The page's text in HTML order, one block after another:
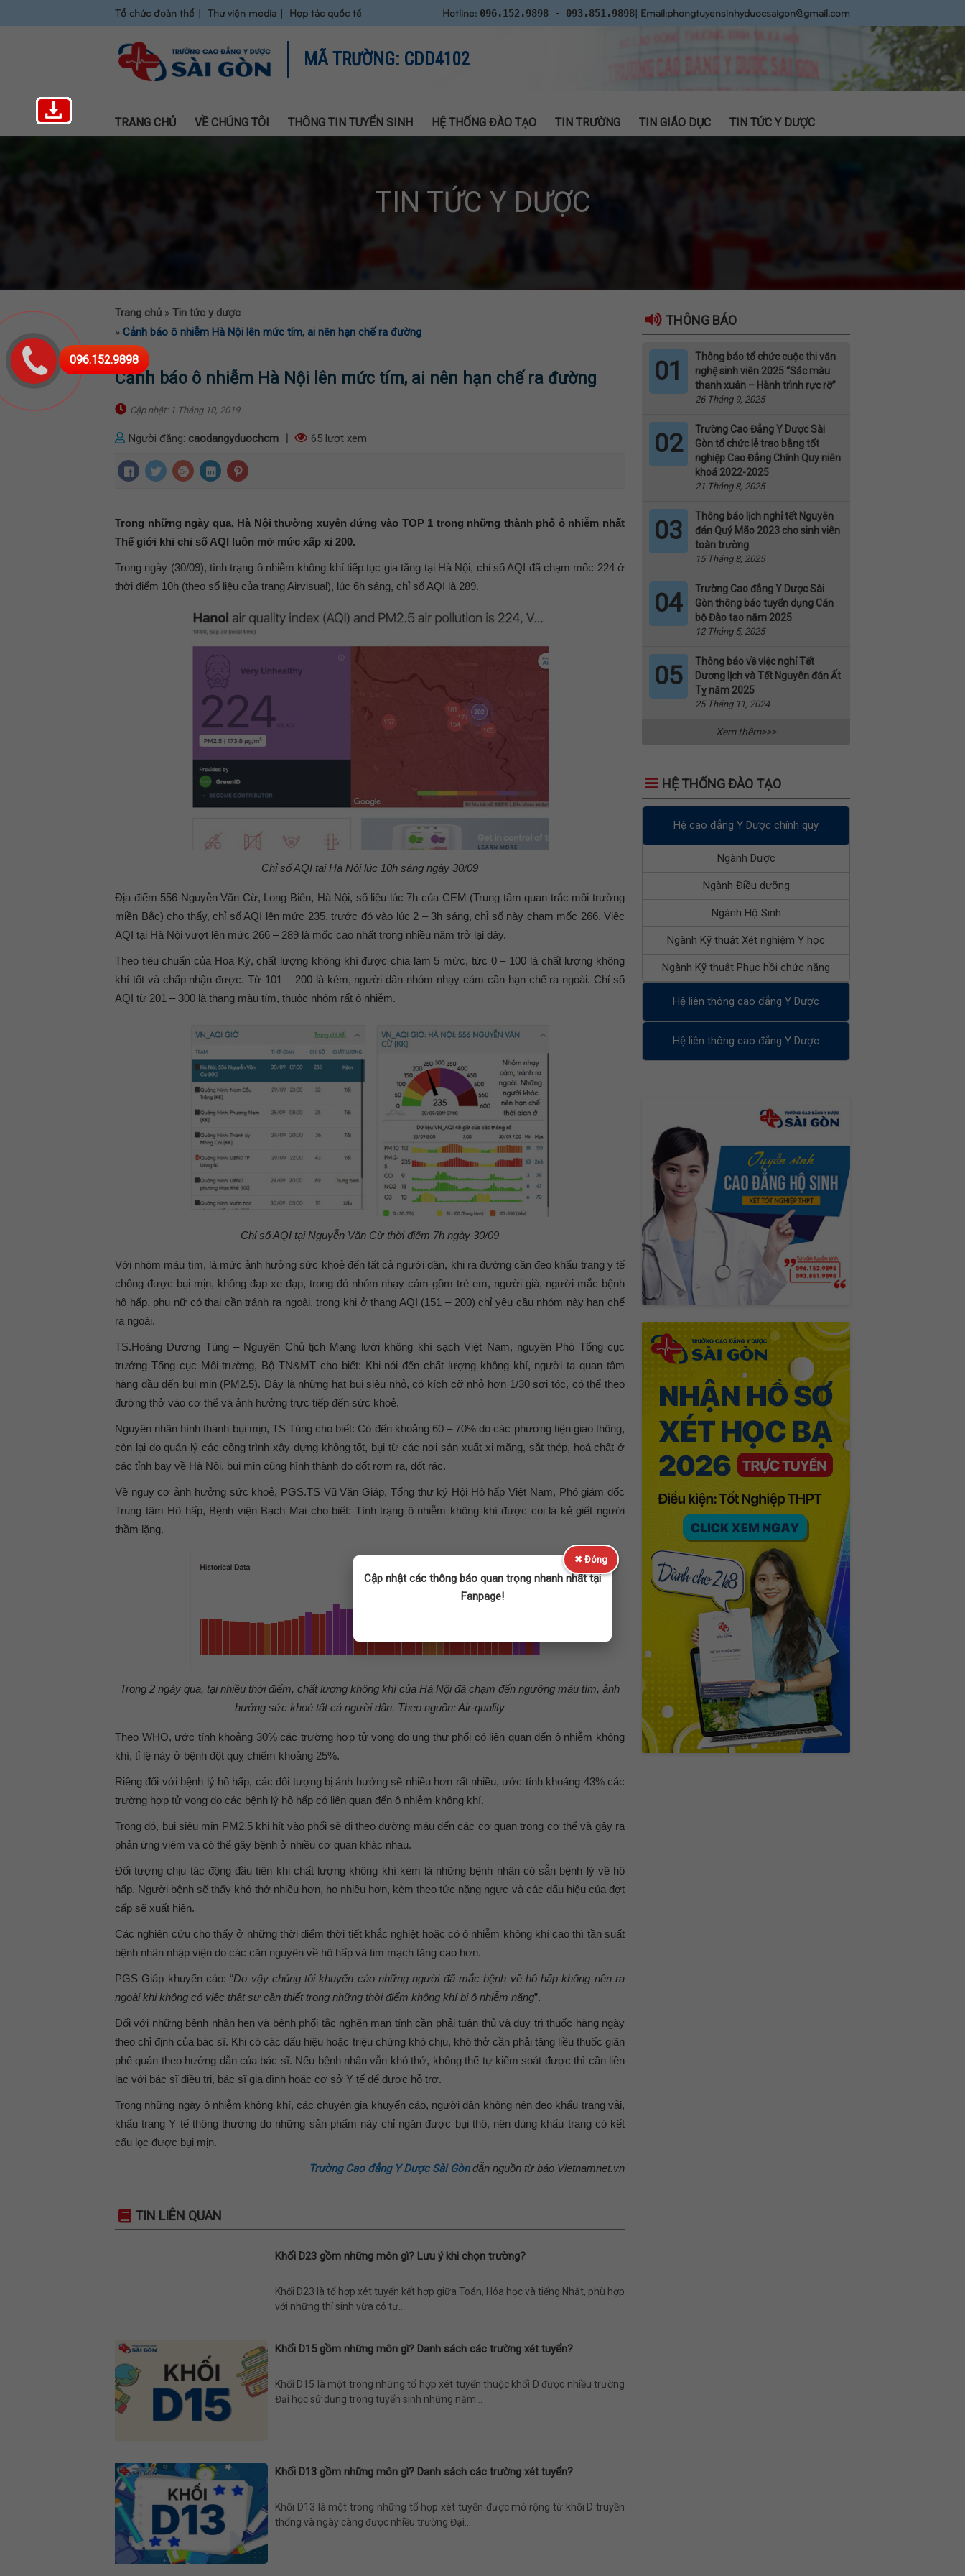
Tổ chức đoàn thể Thư viện media Hợp tác quốc tế Hotline: 096.152.9898 - 093.851.9898| Email:phongtuyensinhyduocsaigon@gmail.com
MÃ TRƯỜNG: CDD4102
TRANG CHỦ VỀ CHÚNG TÔI THÔNG TIN TUYỂN SINH HỆ THỐNG ĐÀO TẠO TIN TRƯỜNG TIN GIÁO DỤC TIN TỨC Y DƯỢC
096.152.9898
TIN TỨC Y DƯỢC
Trang chủ » Tin tức y dược
» Cảnh báo ô nhiễm Hà Nội lên mức tím, ai nên hạn chế ra đường
Cảnh báo ô nhiễm Hà Nội lên mức tím, ai nên hạn chế ra đường
Cập nhật: 1 Tháng 10, 2019
Người đăng: caodangyduochcm 65 lượt xem
Trong những ngày qua, Hà Nội thường xuyên đứng vào TOP 1 trong những thành phố ô nhiễm nhất
Thế giới khi chỉ số AQI luôn mở mức xấp xỉ 200.
Trong ngày (30/09), tình trạng ô nhiễm không khí tiếp tục gia tăng tại Hà Nội, chỉ số AQI đã chạm mốc 224 ở
thời điểm 10h (theo số liệu của trang Airvisual), lúc 6h sáng, chỉ số AQI là 289.
Chỉ số AQI tại Hà Nội lúc 10h sáng ngày 30/09
Địa điểm 556 Nguyễn Văn Cừ, Long Biên, Hà Nội, số liệu lúc 7h của CEM (Trung tâm quan trắc môi trường
miền Bắc) cho thấy, chỉ số AQI lên mức 235, trước đó vào lúc 2 – 3h sáng, chỉ số này chạm mốc 266. Việc
AQI tại Hà Nội vượt lên mức 266 – 289 là mốc cao nhất trong nhiều năm trở lại đây.
Theo tiêu chuẩn của Hoa Kỳ, chất lượng không khí được chia làm 5 mức, tức 0 – 100 là chất lượng không
khí tốt và chấp nhận được. Từ 101 – 200 là kém, người dân nhóm nhạy cảm cần hạn chế ra ngoài. Chỉ số
AQI từ 201 – 300 là thang màu tím, thuộc nhóm rất ô nhiễm.
Chỉ số AQI tại Nguyễn Văn Cừ thời điểm 7h ngày 30/09
Với nhóm màu tím, là mức ảnh hưởng sức khoẻ đến tất cả người dân, khi ra đường cần đeo khẩu trang y tế
chống được bụi mịn, không đạp xe đạp, trong đó nhóm nhạy cảm gồm trẻ em, người già, người mắc bệnh
hô hấp, phụ nữ có thai cần tránh ra ngoài, trong khi ở thang AQI (151 – 200) chỉ yêu cầu nhóm này hạn chế
ra ngoài.
TS.Hoàng Dương Tùng – Nguyên Chủ tịch Mạng lưới không khí sạch Việt Nam, nguyên Phó Tổng cục
trưởng Tổng cục Môi trường, Bộ TN&MT cho biết: Khi nói đến chất lượng không khí, người ta quan tâm
hàng đầu đến bụi mịn (PM2.5). Đây là những hạt bụi siêu nhỏ, có kích cỡ nhỏ hơn 1/30 sợi tóc, có thể theo
đường thở vào cơ thể và ảnh hưởng trực tiếp đến sức khoẻ.
Nguyên nhân hình thành bụi mịn, TS Tùng cho biết: Có đến khoảng 60 – 70% do các phương tiện giao thông,
còn lại do quản lý các công trình xây dựng không tốt, bụi từ các nơi sản xuất xi măng, sắt thép, hoá chất ở
các tỉnh bay về Hà Nội, bụi mịn cũng hình thành do đốt rơm rạ, đốt rác.
Về nguy cơ ảnh hưởng sức khoẻ, PGS.TS Vũ Văn Giáp, Tổng thư ký Hội Hô hấp Việt Nam, Phó giám đốc
Trung tâm Hô hấp, Bệnh viện Bạch Mai cho biết: Tình trạng ô nhiễm không khí được coi là kẻ giết người
thầm lặng.
Trong 2 ngày qua, tại nhiều thời điểm, chất lượng không khí của Hà Nội đã chạm đến ngưỡng màu tím, ảnh
hưởng sức khoẻ tất cả người dân. Theo nguồn: Air-quality
Theo WHO, ước tính khoảng 30% các trường hợp tử vong do ung thư phổi có liên quan đến ô nhiễm không
khí, tỉ lệ này ở bệnh đột quỵ chiếm khoảng 25%.
Riêng đối với bệnh lý hô hấp, các đối tượng bị ảnh hưởng sẽ nhiều hơn rất nhiều, ước tính khoảng 43% các
trường hợp tử vong do các bệnh lý hô hấp có liên quan đến ô nhiễm không khí.
Trong đó, bụi siêu mịn PM2.5 khi hít vào phổi sẽ đi theo đường máu đến các cơ quan trong cơ thể và gây ra
phản ứng viêm và có thể gây bệnh ở nhiều cơ quan khác nhau.
Đối tượng chịu tác động đầu tiên khi chất lượng không khí kém là những bệnh nhân có sẵn bệnh lý về hô
hấp. Người bệnh sẽ thấy khó thở nhiều hơn, ho nhiều hơn, kèm theo tức nặng ngực và các dấu hiệu của đợt
cấp sẽ xuất hiện.
Các nghiên cứu cho thấy ở những thời điểm thời tiết khắc nghiệt hoặc có ô nhiễm không khí cao thì tần suất
bệnh nhân nhập viện do các căn nguyên về hô hấp và tim mạch tăng cao hơn.
PGS Giáp khuyến cáo: “Do vậy chúng tôi khuyến cáo những người đã mắc bệnh về hô hấp không nên ra
ngoài khi không có việc thật sự cần thiết trong những thời điểm không khí bị ô nhiễm nặng”.
Đối với những bệnh nhân hen và bệnh phổi tắc nghẽn mạn tính cần phải tuân thủ và duy trì thuốc hàng ngày
theo chỉ định của bác sĩ. Khi có các dấu hiệu hoặc triệu chứng khó chịu, khó thở cần phải tăng liều thuốc giãn
phế quản theo hướng dẫn của bác sĩ. Nếu bệnh nhân vẫn khó thở, không thể tự kiểm soát được thì cần liên
lạc với bác sĩ điều trị, bác sĩ gia đình hoặc cơ sở Y tế để được hỗ trợ.
Trong những ngày ô nhiễm không khí, các chuyên gia khuyến cáo, người dân không nên đeo khẩu trang vải,
khẩu trang Y tế thông thường do những sản phẩm này chỉ ngăn được bụi thô, nên dùng khẩu trang có kết
cấu lọc được bụi mịn.
Trường Cao đẳng Y Dược Sài Gòndẫn nguồn từ báo Vietnamnet.vn
TIN LIÊN QUAN
Khối D23 gồm những môn gì? Lưu ý khi chọn trường?
Khối D23 là tổ hợp xét tuyển kết hợp giữa Toán, Hóa học và tiếng Nhật, phù hợp
với những thí sinh vừa có tư...
Khối D15 gồm những môn gì? Danh sách các trường xét tuyển?
Khối D15 là một trong những tổ hợp xét tuyển thuộc khối D được nhiều trường
Đại học sử dụng trong tuyển sinh những năm...
Khối D13 gồm những môn gì? Danh sách các trường xét tuyển?
Khối D13 là một trong những tổ hợp xét tuyển được mở rộng từ khối D truyền
thống và ngày càng được nhiều trường Đại...
THÔNG BÁO
01
Thông báo tổ chức cuộc thi văn
nghệ sinh viên 2025 “Sắc màu
thanh xuân – Hành trình rực rỡ”
26 Tháng 9, 2025
02
Trường Cao Đẳng Y Dược Sài
Gòn tổ chức lễ trao bằng tốt
nghiệp Cao Đẳng Chính Quy niên
khoá 2022-2025
21 Tháng 8, 2025
03
Thông báo lịch nghỉ tết Nguyên
đán Quý Mão 2023 cho sinh viên
toàn trường
15 Tháng 8, 2025
04
Trường Cao đẳng Y Dược Sài
Gòn thông báo tuyển dụng Cán
bộ Đào tạo năm 2025
12 Tháng 5, 2025
05
Thông báo về việc nghỉ Tết
Dương lịch và Tết Nguyên đán Ất
Tỵ năm 2025
25 Tháng 11, 2024
Xem thêm>>>
HỆ THỐNG ĐÀO TẠO
Hệ cao đẳng Y Dược chính quy
Ngành Dược
Ngành Điều dưỡng
Ngành Hộ Sinh
Ngành Kỹ thuật Xét nghiệm Y học
Ngành Kỹ thuật Phục hồi chức năng
Hệ liên thông cao đẳng Y Dược
Hệ liên thông cao đẳng Y Dược
✖ Đóng
Cập nhật các thông báo quan trọng nhanh nhất tại
Fanpage!